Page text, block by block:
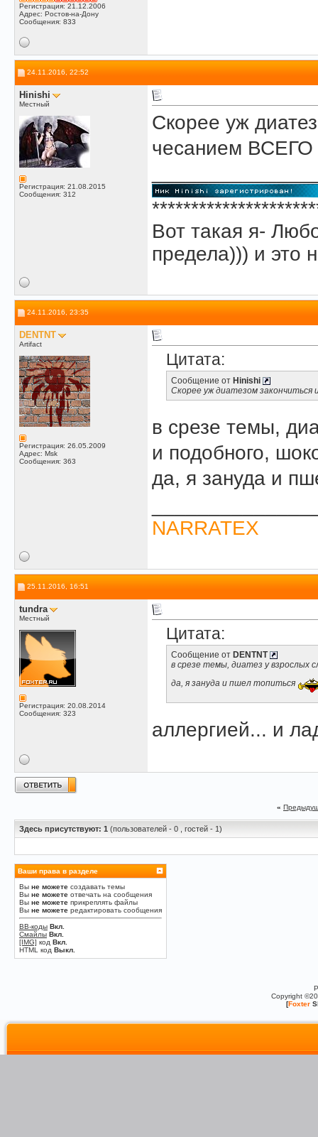
Регистрация: 21.12.2006
Адрес: Ростов-на-Дону
Сообщения: 833
24.11.2016, 22:52
Hinishi
Местный
Регистрация: 21.08.2015
Сообщения: 312
Скорее уж
чесанием ВСЕГО
Вот такая я-
предела))) и это
24.11.2016, 23:35
DENTNT
Artifact
Регистрация: 26.05.2009
Адрес: Msk
Сообщения: 363
Цитата:
Сообщение от Hinishi
Скорее уж диатезом
в срезе темы,
и подобного,
да, я зануда и
NARRATEX
25.11.2016, 16:51
tundra
Местный
Регистрация: 20.08.2014
Сообщения: 323
Цитата:
Сообщение от DENTNT
в срезе темы, диатез у взрослых
да, я зануда и пшел топиться
аллергией... и
«
Здесь присутствуют: 1 (пользователей - 0 , гостей - 1)
Ваши права в разделе
Вы не можете создавать темы
Вы не можете отвечать на сообщения
Вы не можете прикреплять файлы
Вы не можете редактировать сообщения
BB-коды Вкл.
Смайлы Вкл.
[IMG] код Вкл.
HTML код Выкл.
Copyright
[Foxter